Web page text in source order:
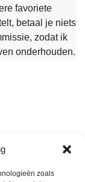
zoals
favoriete
betaal je niets
zodat ik
onderhouden.